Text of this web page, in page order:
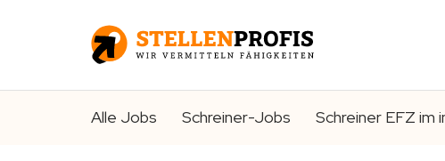
Alle Jobs Schreiner-Jobs Schreiner EFZ im